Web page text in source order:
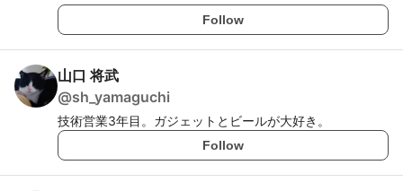
Follow
山口 将武
@sh_yamaguchi
技術営業3年目。ガジェットとビールが大好き。
Follow